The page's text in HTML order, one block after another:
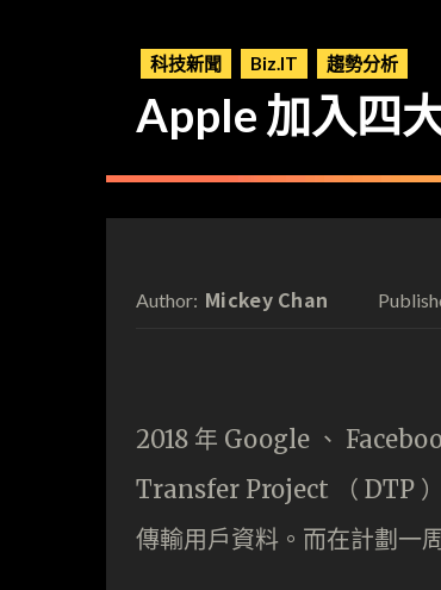
科技新聞 Biz.IT 趨勢分析
Apple 加入四
Author: Mickey Chan
2018 年 Google 、
Transfer Project （ DTP ）
傳輸用戶資料。而在計劃一